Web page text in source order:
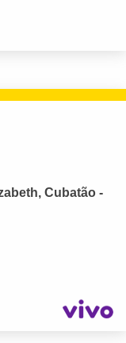
Cubatão -